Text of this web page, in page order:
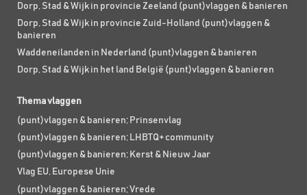
Dorp, Stad & Wijk in provincie Zeeland (punt)vlaggen & banieren
Dorp, Stad & Wijk in provincie Zuid-Holland (punt)vlaggen &
banieren
Waddeneilanden in Nederland (punt)vlaggen & banieren
Dorp, Stad & Wijk in het land België (punt)vlaggen & banieren
Thema vlaggen
(punt)vlaggen & banieren; Prinsenvlag
(punt)vlaggen & banieren; LHBTQ+ community
(punt)vlaggen & banieren; Kerst & Nieuw Jaar
Vlag EU, Europese Unie
(punt)vlaggen & banieren; Vrede